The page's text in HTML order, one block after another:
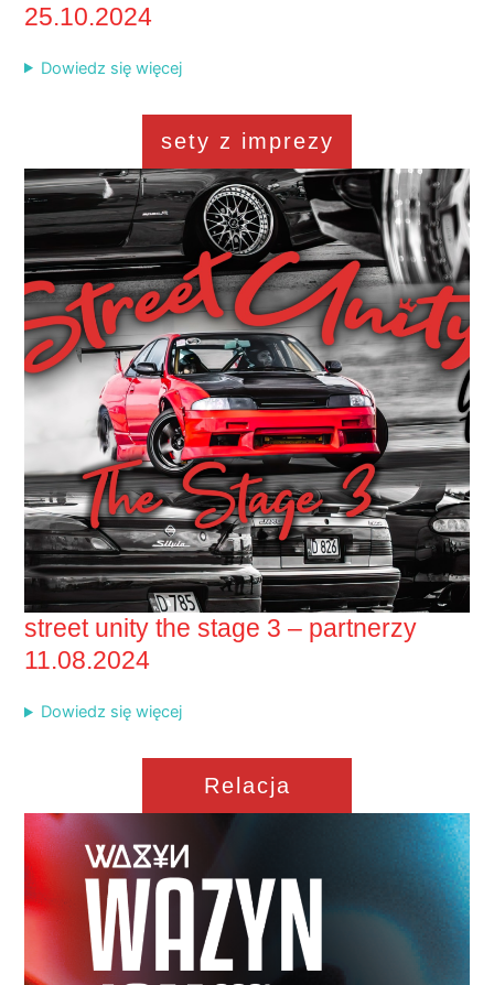
25.10.2024
Dowiedz się więcej
sety z imprezy
street unity the stage 3 – partnerzy
11.08.2024
Dowiedz się więcej
Relacja